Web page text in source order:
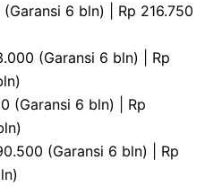
(Garansi 6 bln) | Rp 216.750
(Garansi 6 bln) | Rp
(Garansi 6 bln) | Rp
(Garansi 6 bln) | Rp